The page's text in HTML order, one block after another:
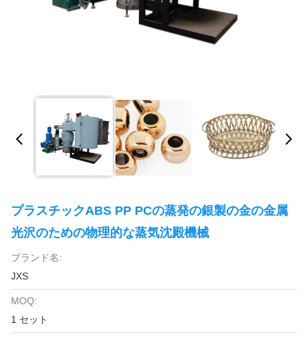
プラスチックABS PP PCの蒸発の銀製の金の金属
光沢のための物理的な蒸気沈殿機械
ブランド名:
JXS
MOQ:
1 セット